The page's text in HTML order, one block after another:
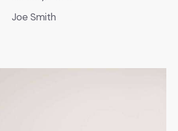
Joe Smith